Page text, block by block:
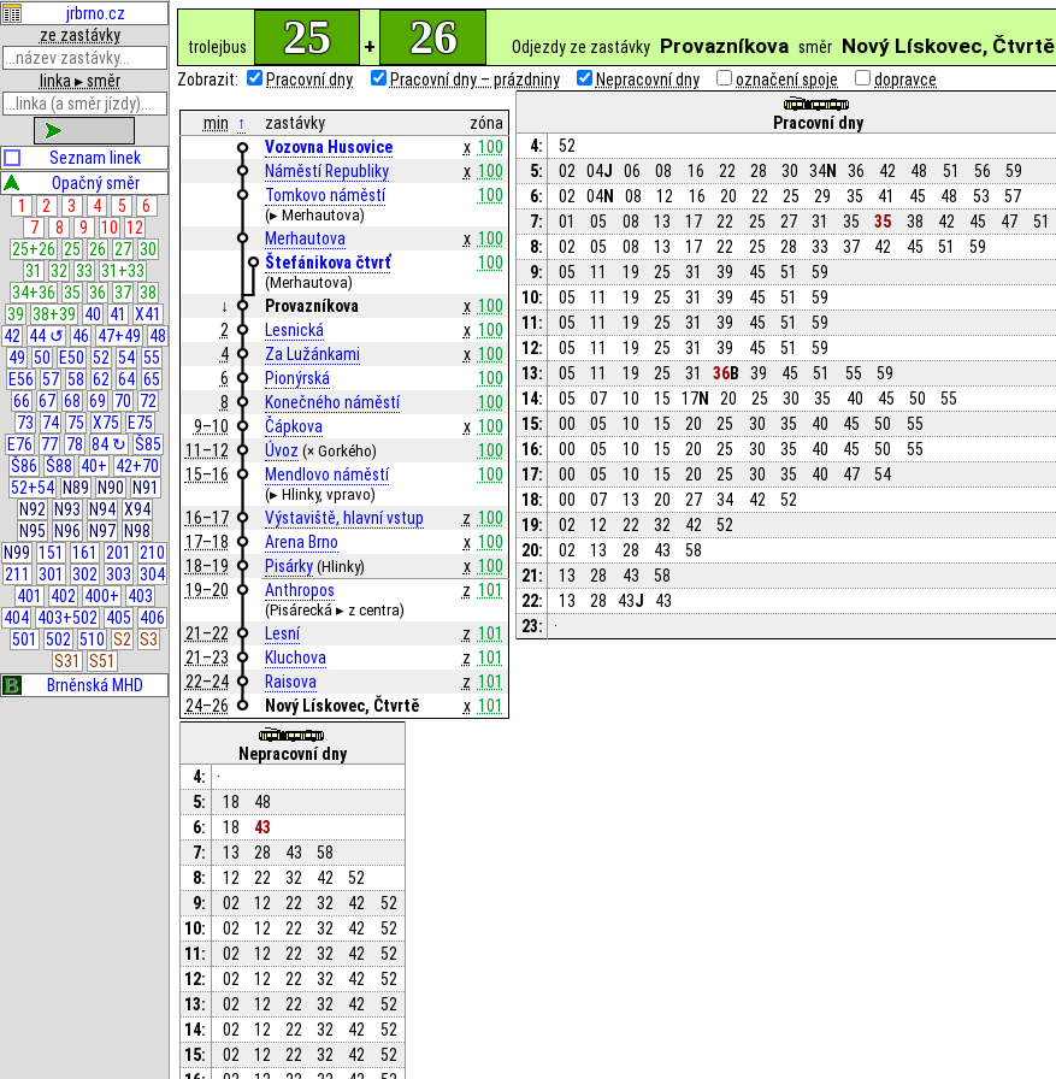
jrbrno.cz
ze zastávky
linka ▸ směr
Seznam linek
Opačný směr
1
2 3 4 5
6
7
8 9 10 12
25+26 25 26 27 30
31
32 33 31+33
34+36 35 36 37 38
39 38+39 40 41
X41
42 44 ↺ 46 47+49 48
49 50 E50 52 54 55
E56 57 58 62 64 65
66 67 68 69 70 72
73 74 75 X75
E75
E76 77 78 84 ↻ Š85
Š86 Š88 40+ 42+70
52+54 N89 N90
N91
N92
N93 N94 X94
N95
N96 N97 N98
N99 151 161 201
210
211
301 302 303 304
401
402 400+ 403
404 403+502 405 406
501
502 510 S2 S3
S31
S51
Brněnská MHD
trolejbus 25 + 26 Odjezdy ze zastávky Provazníkova směr Nový Lískovec, Čtvrtě
Zobrazit: Pracovní dny Pracovní dny – prázdniny Nepracovní dny označení spoje dopravce
min ↑ zastávky
zóna
Vozovna Husovice
x 100
Náměstí Republiky
x 100
Tomkovo náměstí
(▸ Merhautova)
100
Merhautova x 100
Štefánikova čtvrť
(Merhautova)
100
↓ Provazníkova x 100
2
Lesnická x 100
4
Za Lužánkami x 100
6
Pionýrská
100
8
Konečného náměstí
100
9–10
Čápkova x 100
11–12
Úvoz (× Gorkého)
100
15–16
Mendlovo náměstí
(▸ Hlinky, vpravo)
100
16–17 Výstaviště, hlavní vstup z 100
17–18
Arena Brno x 100
18–19
Pisárky (Hlinky) x 100
19–20
Anthropos
(Pisárecká ▸ z centra)
z 101
21–22 Lesní z 101
21–23
Kluchova z 101
22–24
Raisova z 101
24–26
Nový Lískovec, Čtvrtě x 101
Pracovní dny
4:
52
5:
02 04J 06 08 16 22 28 30 34N 36 42 48 51 56
59
6:
02 04N 08 12 16 20 22 25 29 35 41 45 48 53
57
7:
01 05 08 13 17 22 25 27 31 35 35 38 42 45 47 51
8:
02 05 08 13 17 22 25 28 33 37 42 45 51
59
9:
05 11 19 25 31 39 45 51
59
10:
05 11 19 25 31 39 45 51
59
11:
05 11 19 25 31 39 45 51
59
12:
05 11 19 25 31 39 45 51
59
13:
05 11 19 25 31 36B 39 45 51 55
59
14:
05 07 10 15 17N 20 25 30 35 40 45 50
55
15:
00 05 10 15 20 25 30 35 40 45 50
55
16:
00 05 10 15 20 25 30 35 40 45 50
55
17:
00 05 10 15 20 25 30 35 40 47
54
18:
00 07 13 20 27 34 42
52
19:
02 12 22 32 42
52
20:
02 13 28 43
58
21:
13 28 43
58
22:
13 28 43J
43
23:
·
Nepracovní dny
4:
·
5:
18
48
6:
18
43
7:
13 28 43
58
8:
12 22 32 42
52
9:
02 12 22 32 42
52
10:
02 12 22 32 42
52
11:
02 12 22 32 42
52
12:
02 12 22 32 42
52
13:
02 12 22 32 42
52
14:
02 12 22 32 42
52
15:
02 12 22 32 42
52